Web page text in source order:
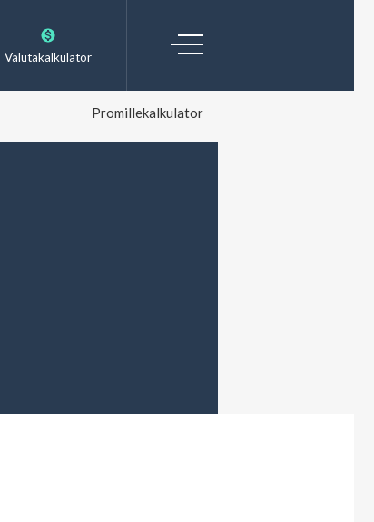
Valutakalkulator
Promillekalkulator